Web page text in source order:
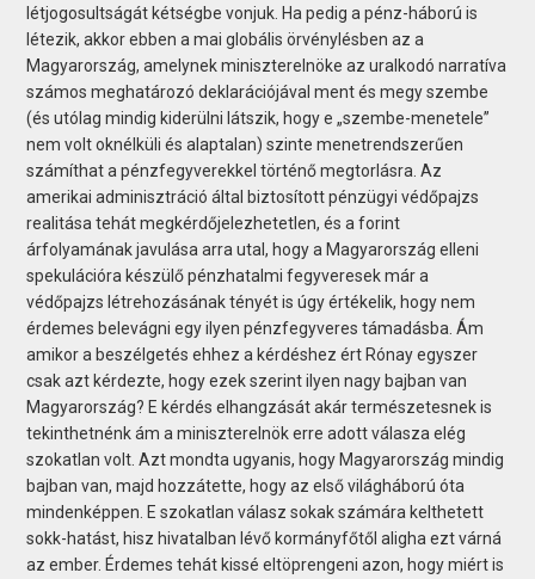
létjogosultságát kétségbe vonjuk. Ha pedig a pénz-háború is
létezik, akkor ebben a mai globális örvénylésben az a
Magyarország, amelynek miniszterelnöke az uralkodó narratíva
számos meghatározó deklarációjával ment és megy szembe
(és utólag mindig kiderülni látszik, hogy e „szembe-menetele”
nem volt oknélküli és alaptalan) szinte menetrendszerűen
számíthat a pénzfegyverekkel történő megtorlásra. Az
amerikai adminisztráció által biztosított pénzügyi védőpajzs
realitása tehát megkérdőjelezhetetlen, és a forint
árfolyamának javulása arra utal, hogy a Magyarország elleni
spekulációra készülő pénzhatalmi fegyveresek már a
védőpajzs létrehozásának tényét is úgy értékelik, hogy nem
érdemes belevágni egy ilyen pénzfegyveres támadásba. Ám
amikor a beszélgetés ehhez a kérdéshez ért Rónay egyszer
csak azt kérdezte, hogy ezek szerint ilyen nagy bajban van
Magyarország? E kérdés elhangzását akár természetesnek is
tekinthetnénk ám a miniszterelnök erre adott válasza elég
szokatlan volt. Azt mondta ugyanis, hogy Magyarország mindig
bajban van, majd hozzátette, hogy az első világháború óta
mindenképpen. E szokatlan válasz sokak számára kelthetett
sokk-hatást, hisz hivatalban lévő kormányfőtől aligha ezt várná
az ember. Érdemes tehát kissé eltöprengeni azon, hogy miért is